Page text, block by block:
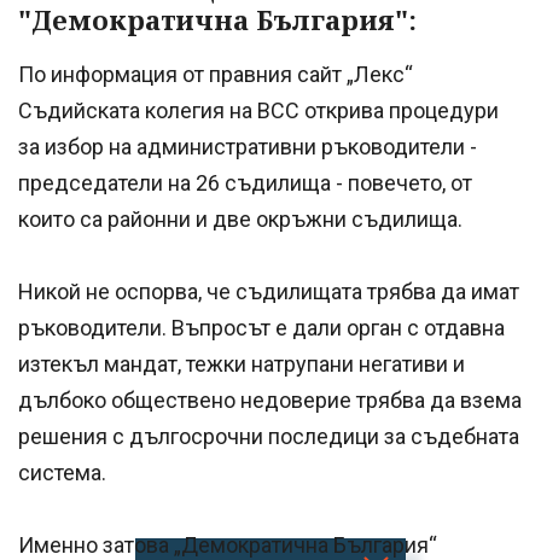
"Демократична България":
По информация от правния сайт „Лекс“
Съдийската колегия на ВСС открива процедури
за избор на административни ръководители -
председатели на 26 съдилища - повечето, от
които са районни и две окръжни съдилища.
Никой не оспорва, че съдилищата трябва да имат
ръководители. Въпросът е дали орган с отдавна
изтекъл мандат, тежки натрупани негативи и
дълбоко обществено недоверие трябва да взема
решения с дългосрочни последици за съдебната
система.
Именно затова „Демократична България“